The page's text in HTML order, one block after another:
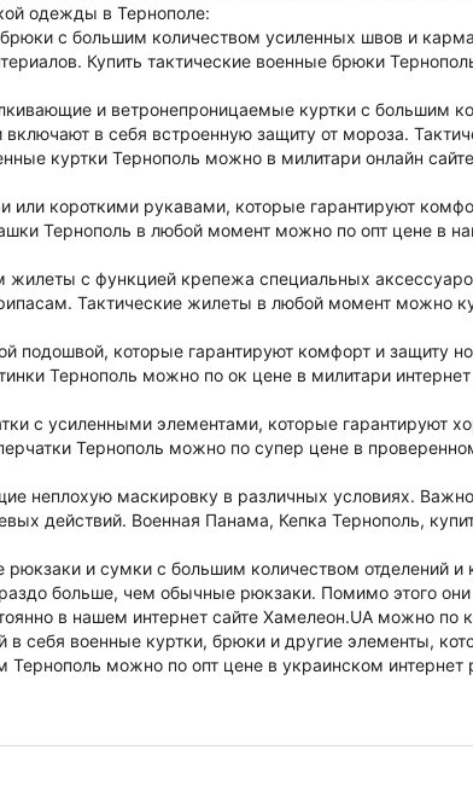
одежды в Тернополе:
с большим количеством усиленных швов и
Купить тактические военные брюки
и ветронепроницаемые куртки с большим
в себя встроенную защиту от мороза.
куртки Тернополь можно в милитари онлайн
короткими рукавами, которые гарантируют
Тернополь в любой момент можно по опт цене в
с функцией крепежа специальных
Тактические жилеты в любой момент можно
подошвой, которые гарантируют комфорт и защиту
Тернополь можно по ок цене в милитари интернет
с усиленными элементами, которые гарантируют
Тернополь можно по супер цене в
неплохую маскировку в различных условиях. Важно
действий. Военная Панама, Кепка Тернополь,
и сумки с большим количеством отделений и
больше, чем обычные рюкзаки. Помимо этого они
в нашем интернет сайте Хамелеон.UA можно по
себя военные куртки, брюки и другие элементы,
можно по опт цене в украинском интернет